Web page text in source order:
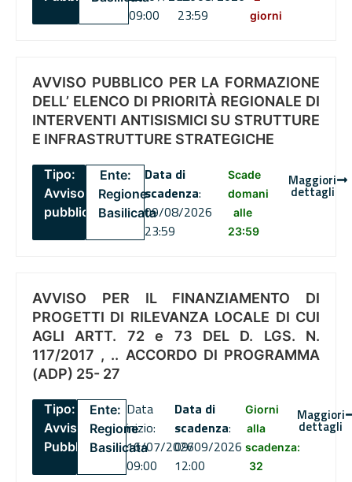
09:00
23:59
giorni
AVVISO PUBBLICO PER LA FORMAZIONE
DELL’ ELENCO DI PRIORITÀ REGIONALE DI
INTERVENTI ANTISISMICI SU STRUTTURE
E INFRASTRUTTURE STRATEGICHE
Tipo:
Avviso
pubblico
Ente:
Regione
Basilicata
Data di
scadenza:
09/08/2026
23:59
Scade
domani
alle
23:59
Maggiori
dettagli
AVVISO PER IL FINANZIAMENTO DI
PROGETTI DI RILEVANZA LOCALE DI CUI
AGLI ARTT. 72 e 73 DEL D. LGS. N.
117/2017 , .. ACCORDO DI PROGRAMMA
(ADP) 25- 27
Tipo:
Avviso
Pubblico
Ente:
Regione
Basilicata
Data
inizio:
16/07/2026
09:00
Data di
scadenza:
09/09/2026
12:00
Giorni
alla
scadenza:
32
Maggiori
dettagli